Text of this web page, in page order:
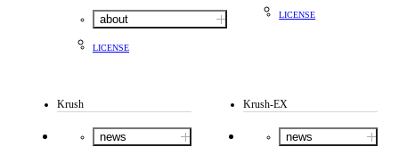
about
LICENSE
LICENSE
Krush
news
Krush-EX
news